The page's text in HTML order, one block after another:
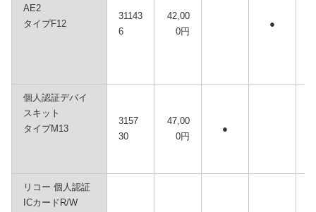
AE2
タイプF12
31143
6
42,00
0円
●
個人認証デバイ
スキット
タイプM13
3157
30
47,00
0円
●
リコー 個人認証
ICカードR/W